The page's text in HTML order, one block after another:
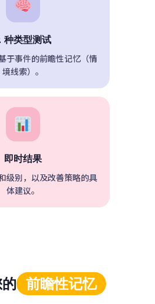
种类型测试
于事件的前瞻性记忆（情
境线索）。
即时结果
级别，以及改善策略的具
体建议。
前瞻性记忆